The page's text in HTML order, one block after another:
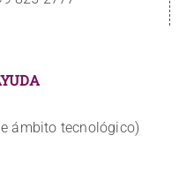
ámbito tecnológico)